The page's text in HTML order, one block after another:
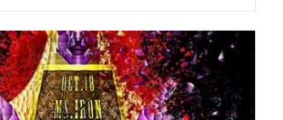
島「歹灣」，因看不慣歹灣在「瘍
圈的愛恨情仇糾葛以及怪力怪神之
混沌的四大閱讀全文 "白爛歌單無
歲末大爆發三小時唱好唱滿"